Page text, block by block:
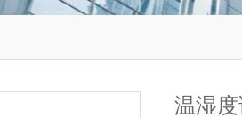
温湿